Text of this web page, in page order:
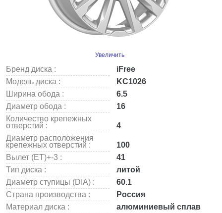
Увеличить
Бренд диска :
iFree
Модель диска :
KC1026
Ширина обода :
6.5
Диаметр обода :
16
Количество крепежных
отверстий :
4
Диаметр расположения
крепежных отверстий :
100
Вылет (ET)+-3 :
41
Тип диска :
литой
Диаметр ступицы (DIA) :
60.1
Страна производства :
Россия
Материал диска :
алюминиевый сплав